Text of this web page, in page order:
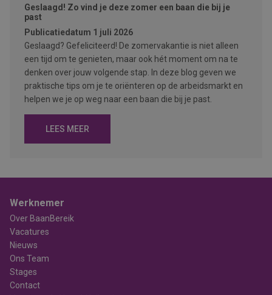
Geslaagd! Zo vind je deze zomer een baan die bij je
past
Publicatiedatum 1 juli 2026
Geslaagd? Gefeliciteerd! De zomervakantie is niet alleen
een tijd om te genieten, maar ook hét moment om na te
denken over jouw volgende stap. In deze blog geven we
praktische tips om je te oriënteren op de arbeidsmarkt en
helpen we je op weg naar een baan die bij je past.
LEES MEER
Werknemer
Over BaanBereik
Vacatures
Nieuws
Ons Team
Stages
Contact